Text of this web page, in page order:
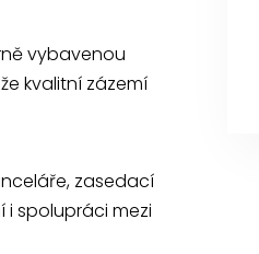
vybavenou
kvalitní zázemí
zasedací
i spolupráci mezi